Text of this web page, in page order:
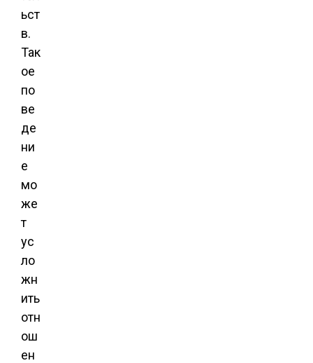
ьст
в.
Так
ое
по
ве
де
ни
е
мо
же
т
ус
ло
жн
ить
отн
ош
ен